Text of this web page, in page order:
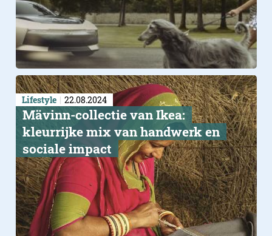
Lifestyle 22.08.2024
Mävinn-collectie van Ikea:
kleurrijke mix van handwerk en
sociale impact